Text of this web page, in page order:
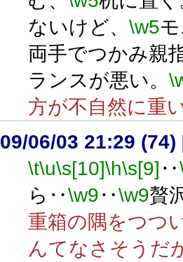
ないけど、 \w5
両手でつかみ親
ランスが悪い。
方が不自然に重
09/06/03 21:29 (74)
\t\u\s[10]\h\s[9] ‥
ら‥\w9‥\w9贅
重箱の隅をつつ
んてなさそうだ